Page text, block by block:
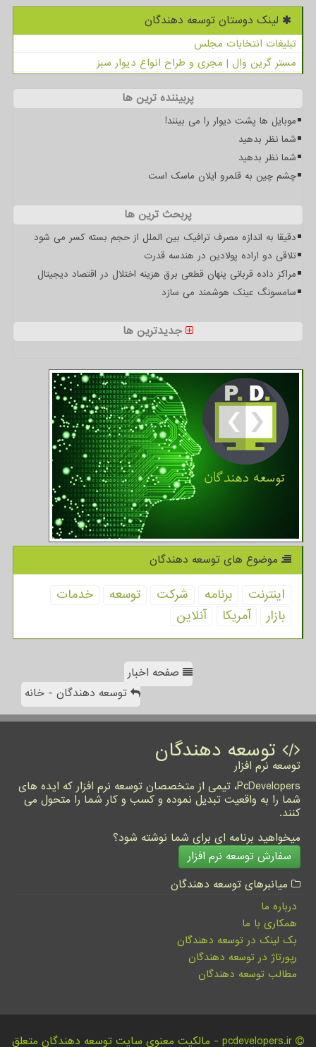
لینک دوستان توسعه دهندگان
تبلیغات انتخابات مجلس
مستر گرین وال | مجری و طراح انواع دیوار سبز
پربیننده ترین ها
موبایل ها پشت دیوار را می بینند!
شما نظر بدهید
شما نظر بدهید
چشم چین به قلمرو ایلان ماسک است
پربحث ترین ها
دقیقا به اندازه مصرف ترافیک بین الملل از حجم بسته کسر می شود
تلاقی دو اراده پولادین در هندسه قدرت
مراکز داده قربانی پنهان قطعی برق هزینه اختلال در اقتصاد دیجیتال
سامسونگ عینک هوشمند می سازد
جدیدترین ها
موضوع های توسعه دهندگان
اینترنت برنامه شركت توسعه
خدمات
بازار
آمریكا آنلاین
صفحه اخبار
توسعه دهندگان - خانه
توسعه دهندگان
توسعه نرم افزار
PcDevelopers، تیمی از متخصصان توسعه نرم افزار که ایده های
شما را به واقعیت تبدیل نموده و کسب و کار شما را متحول می
کنند.
میخواهید برنامه ای برای شما نوشته شود؟
سفارش توسعه نرم افزار
میانبرهای توسعه دهندگان
درباره ما
همکاری با ما
بک لینک در توسعه دهندگان
رپورتاژ در توسعه دهندگان
مطالب توسعه دهندگان
pcdevelopers.ir - مالکیت معنوی سایت توسعه دهندگان متعلق